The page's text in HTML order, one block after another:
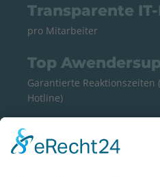
Transparente
pro Mitarbeiter
Top
Garantierte Reaktionszeiten
Hotline)